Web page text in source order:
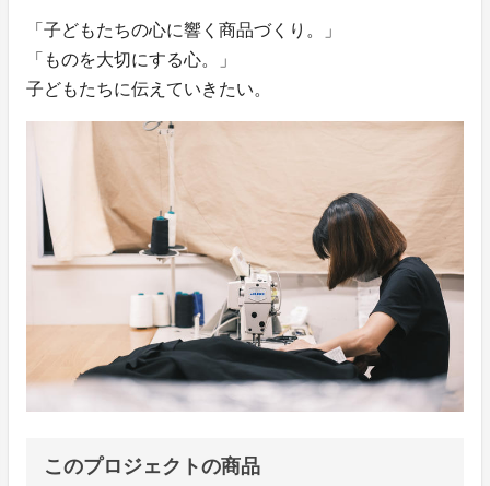
「子どもたちの心に響く商品づくり。」
「ものを大切にする心。」
子どもたちに伝えていきたい。
このプロジェクトの商品